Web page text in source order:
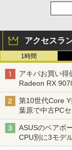
アクセスラ
1時間
アキバお買い得
Radeon RX
型モニターが
第10世代Core
葉原で中古PC
ASUSのベアボ
CPU別に3モデ